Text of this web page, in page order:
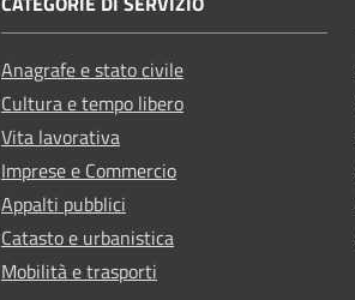
Anagrafe e stato civile
Cultura e tempo libero
Vita lavorativa
Imprese e Commercio
Appalti pubblici
Catasto e urbanistica
Mobilità e trasporti